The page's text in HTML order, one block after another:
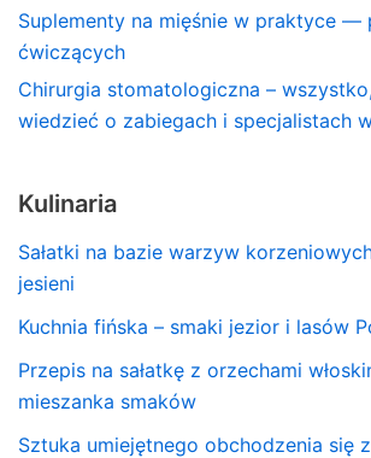
Suplementy na mięśnie w praktyce —
ćwiczących
Chirurgia stomatologiczna –
wiedzieć o zabiegach i specjalistach
Kulinaria
Sałatki na bazie warzyw
jesieni
Kuchnia fińska – smaki jezior i lasów
Przepis na sałatkę z orzechami
mieszanka smaków
Sztuka umiejętnego obchodzenia się